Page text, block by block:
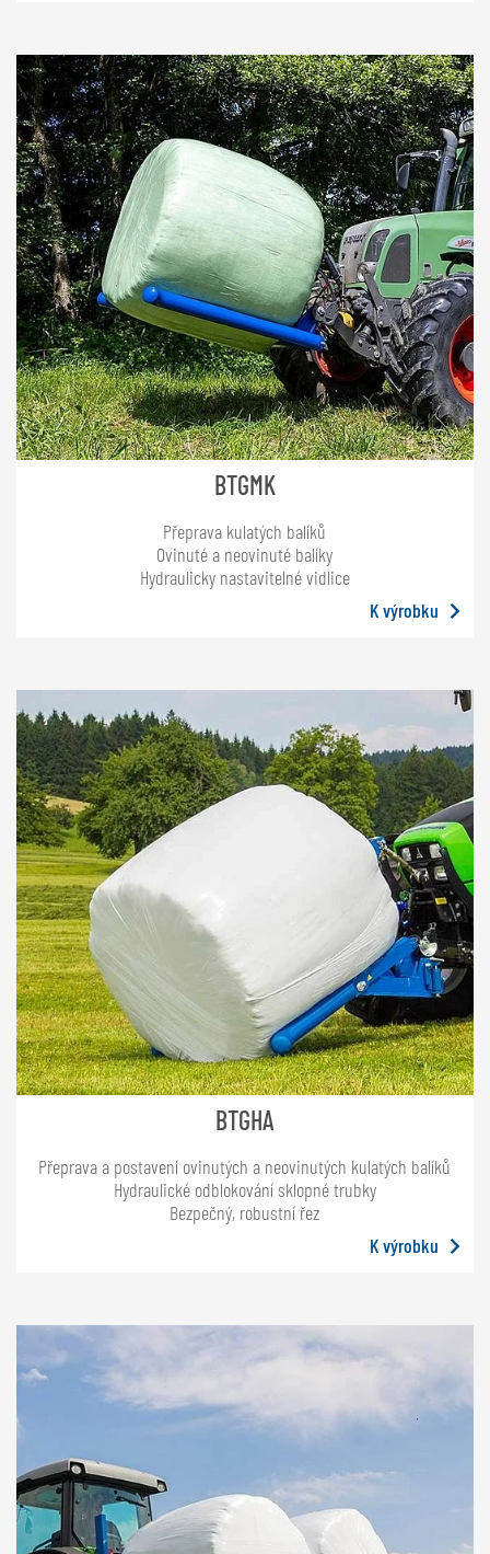
BTGMK
Přeprava kulatých balíků
Ovinuté a neovinuté balíky
Hydraulicky nastavitelné vidlice
K výrobku
BTGHA
Přeprava a postavení ovinutých a neovinutých kulatých balíků
Hydraulické odblokování sklopné trubky
Bezpečný, robustní řez
K výrobku